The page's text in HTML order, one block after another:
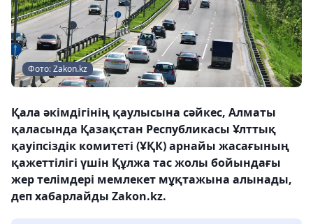
Фото: Zakon.kz
Қала әкімдігінің қаулысына сәйкес, Алматы
қаласында Қазақстан Республикасы Ұлттық
қауіпсіздік комитеті (ҰҚК) арнайы жасағының
қажеттілігі үшін Құлжа тас жолы бойындағы
жер телімдері мемлекет мұқтажына алынады,
деп хабарлайды Zakon.kz.